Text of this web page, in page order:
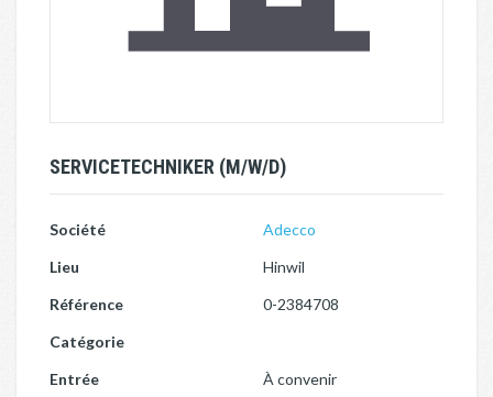
SERVICETECHNIKER (M/W/D)
Société
Adecco
Lieu
Hinwil
Référence
0-2384708
Catégorie
Entrée
À convenir